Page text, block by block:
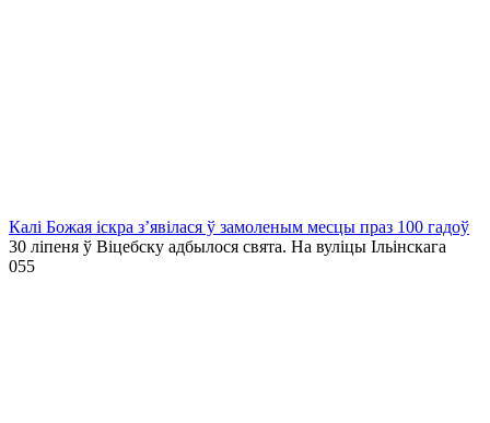
Калі Божая іскра з’явілася ў замоленым месцы праз 100 гадоў
30 ліпеня ў Віцебску адбылося свята. На вуліцы Ільінскага
055